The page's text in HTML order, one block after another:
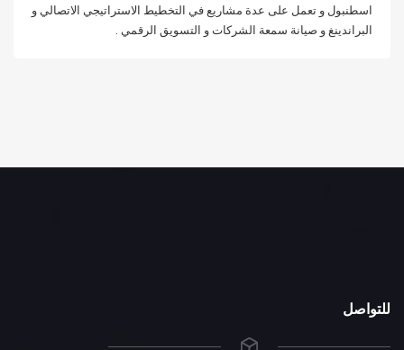
اسطنبول و تعمل على عدة مشاريع في التخطيط الاستراتيجي الاتصالي و
البراندينغ و صيانة سمعة الشركات و التسويق الرقمي .
للتواصل